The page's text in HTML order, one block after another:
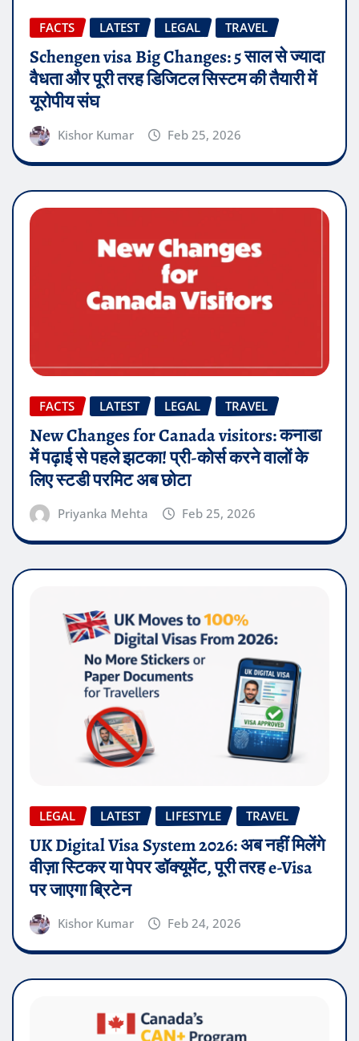
FACTS LATEST LEGAL TRAVEL
Schengen visa Big Changes: 5 साल से ज्यादा
वैधता और पूरी तरह डिजिटल सिस्टम की तैयारी में
यूरोपीय संघ
Kishor Kumar Feb 25, 2026
FACTS LATEST LEGAL TRAVEL
New Changes for Canada visitors: कनाडा
में पढ़ाई से पहले झटका! प्री-कोर्स करने वालों के
लिए स्टडी परमिट अब छोटा
Priyanka Mehta Feb 25, 2026
LEGAL LATEST LIFESTYLE TRAVEL
UK Digital Visa System 2026: अब नहीं मिलेंगे
वीज़ा स्टिकर या पेपर डॉक्यूमेंट, पूरी तरह e-Visa
पर जाएगा ब्रिटेन
Kishor Kumar Feb 24, 2026